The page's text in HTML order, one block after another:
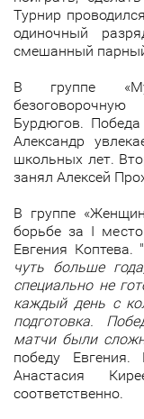
Турнир
одиночный
смешанный
В группе
Бурдюгов.
Александр
школьных лет.
занял Алексей
В группе
борьбе за I
Евгения Коптева. "
чуть больше
специально не
каждый день с
подготовка.
матчи были
победу
Анастасия
соответственно.